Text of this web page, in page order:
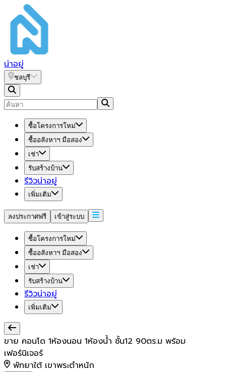
น่าอยู่
ชลบุรี
ซื้อโครงการใหม่
ซื้ออสังหาฯ มือสอง
เช่า
รับสร้างบ้าน
รีวิวน่าอยู่
เพิ่มเติม
ลงประกาศฟรี เข้าสู่ระบบ
ซื้อโครงการใหม่
ซื้ออสังหาฯ มือสอง
เช่า
รับสร้างบ้าน
รีวิวน่าอยู่
เพิ่มเติม
ขาย คอนโด 1ห้องนอน 1ห้องน้ำ ชั้น12 90ตร.ม พร้อม
เฟอร์นิเจอร์
พัทยาใต้ เขาพระตำหนัก